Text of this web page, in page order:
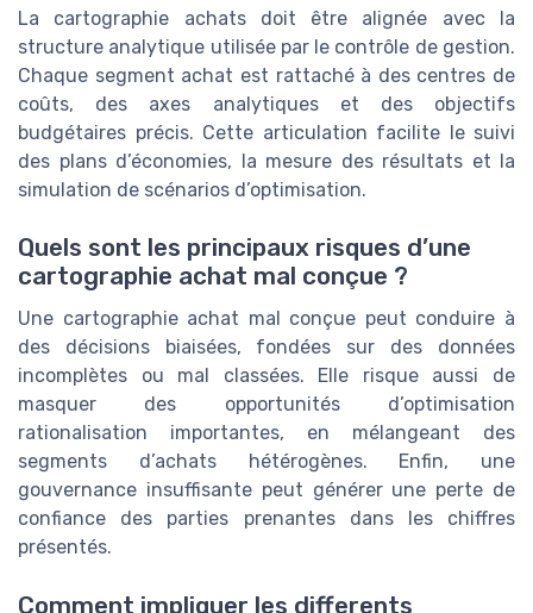
La cartographie achats doit être alignée avec la
structure analytique utilisée par le contrôle de gestion.
Chaque segment achat est rattaché à des centres de
coûts, des axes analytiques et des objectifs
budgétaires précis. Cette articulation facilite le suivi
des plans d’économies, la mesure des résultats et la
simulation de scénarios d’optimisation.
Quels sont les principaux risques d’une
cartographie achat mal conçue ?
Une cartographie achat mal conçue peut conduire à
des décisions biaisées, fondées sur des données
incomplètes ou mal classées. Elle risque aussi de
masquer des opportunités d’optimisation
rationalisation importantes, en mélangeant des
segments d’achats hétérogènes. Enfin, une
gouvernance insuffisante peut générer une perte de
confiance des parties prenantes dans les chiffres
présentés.
Comment impliquer les differents